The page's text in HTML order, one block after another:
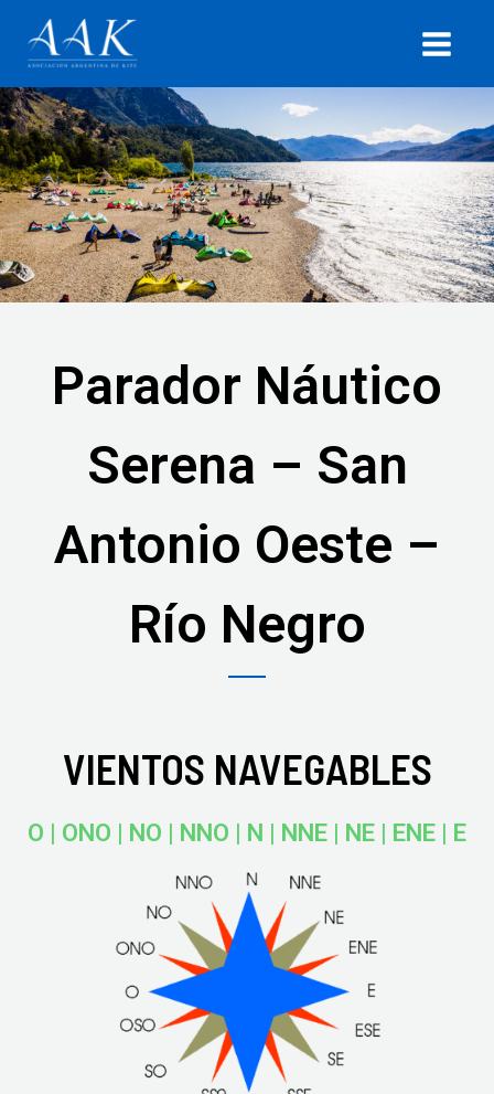
Parador Náutico
Serena – San
Antonio Oeste –
Río Negro
VIENTOS NAVEGABLES
O | ONO | NO | NNO | N | NNE | NE | ENE | E